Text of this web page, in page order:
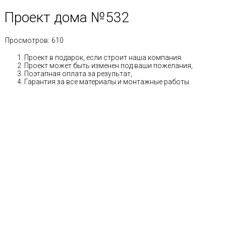
Проект дома №532
Просмотров: 610
Проект в подарок, если строит наша компания.
Проект может быть изменен под ваши пожелания,
Поэтапная оплата за результат,
Гарантия за все материалы и монтажные работы.